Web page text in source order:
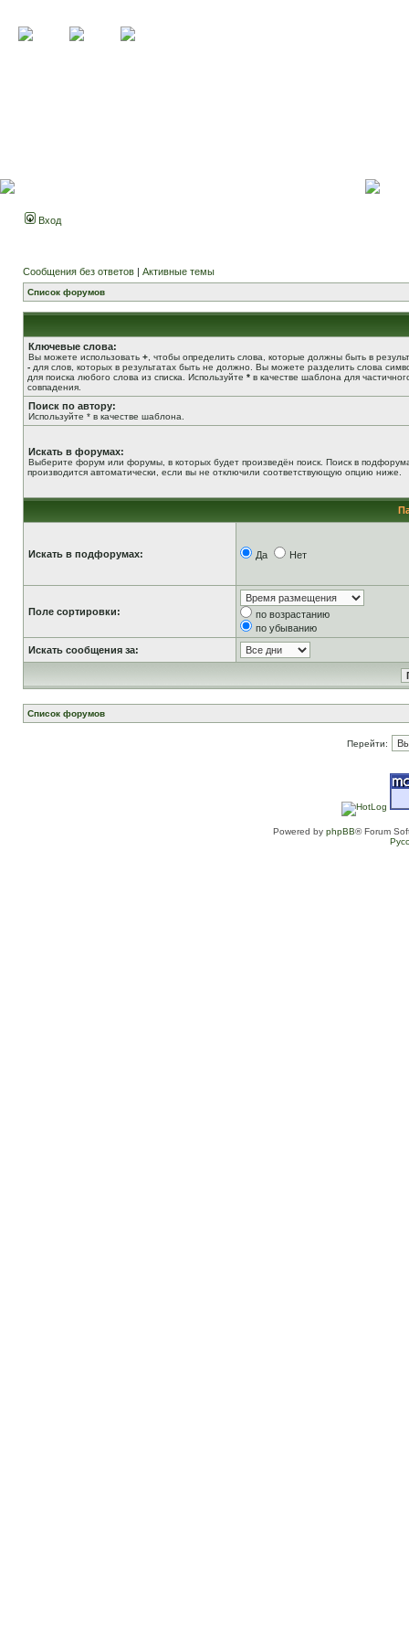
Вход
Сообщения без ответов | Активные темы
Список форумов
Ключевые слова:
Вы можете использовать + , чтобы определить слова, которые должны быть в
- для слов, которых в результатах быть не должно. Вы можете разделить слова
для поиска любого слова из списка. Используйте * в качестве шаблона для
совпадения.
Поиск по автору:
Используйте * в качестве шаблона.
Искать в форумах:
Выберите форум или форумы, в которых будет произведён поиск. Поиск в
производится автоматически, если вы не отключили соответствующую опцию ниже.
Искать в подфорумах: Да Нет
Поле сортировки:
по возрастанию
по убыванию
Искать сообщения за:
Список форумов
Перейти:
Powered by phpBB® Forum